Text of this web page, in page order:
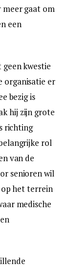
gaat om
een
kwestie
organisatie er
bezig is
hij zijn grote
richting
rol
van de
senioren wil
het terrein
medische